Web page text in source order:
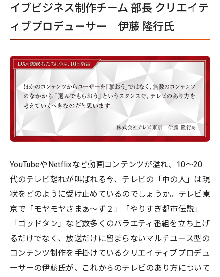
イブビジネス制作チーム 部長 クリエイテ
ィブプロデューサー 伊藤 隆行氏
YouTubeやNetflixなど動画コンテンツが溢れ、10〜20
代のテレビ離れが叫ばれる今、テレビの「中の人」は現
状をどのように受け止めているのでしょうか。テレビ東
京で「モヤモヤさまぁ～ず２」「やりすぎ都市伝説」
「ゴッドタン」など数多くのバラエティ番組を立ち上げ
るだけでなく、放送だけに留まらないマルチユース型の
コンテンツ制作を手掛けているクリエイティブプロデュ
ーサーの伊藤氏が、これからのテレビのあり方について